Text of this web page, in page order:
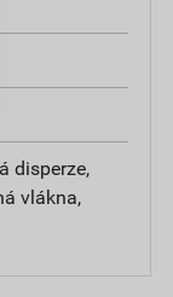
disperze,
vlákna,